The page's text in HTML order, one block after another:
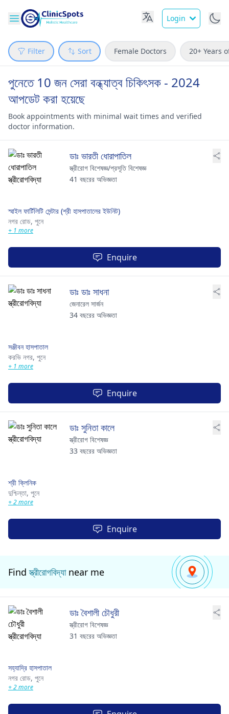
Login
Filter Sort Female Doctors 20+ Years
পুনেতে 10 জন সেরা বন্ধ্যাত্ব চিকিৎসক - 2024
আপডেট করা হয়েছে
Book appointments with minimal wait times and verified
doctor information.
ডাঃ ভারতী ধোরাপাতিল
স্ত্রীরোগ বিশেষজ্ঞ/প্রসূতি বিশেষজ্ঞ
41 বছরের অভিজ্ঞতা
স্মাইল ফার্টিলিটি সেন্টার (শ্রী হাসপাতালের ইউনিট)
নগর রোড, পুনে
+ 1 more
Enquire
ডাঃ ডাঃ সাধনা
জেনারেল সার্জন
34 বছরের অভিজ্ঞতা
সঞ্জীবন হাসপাতাল
করভি নগর, পুনে
+ 1 more
Enquire
ডাঃ সুনিতা কালে
স্ত্রীরোগ বিশেষজ্ঞ
33 বছরের অভিজ্ঞতা
শ্রী ক্লিনিক
দুশ্চিন্তা, পুনে
+ 2 more
Enquire
Findস্ত্রীরোগবিদ্যাnear me
ডাঃ বৈশালী চৌধুরী
স্ত্রীরোগ বিশেষজ্ঞ
31 বছরের অভিজ্ঞতা
সহ্যাদ্রি হাসপাতাল
নগর রোড, পুনে
+ 2 more